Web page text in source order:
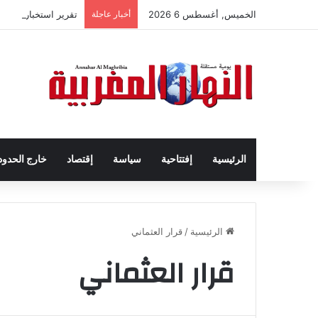
الخميس, أغسطس 6 2026 أخبار عاجلة تقرير استخباراتي
الرئيسية إفتتاحية سياسة إقتصاد خارج
الرئيسية / قرار العثماني
قرار العثماني